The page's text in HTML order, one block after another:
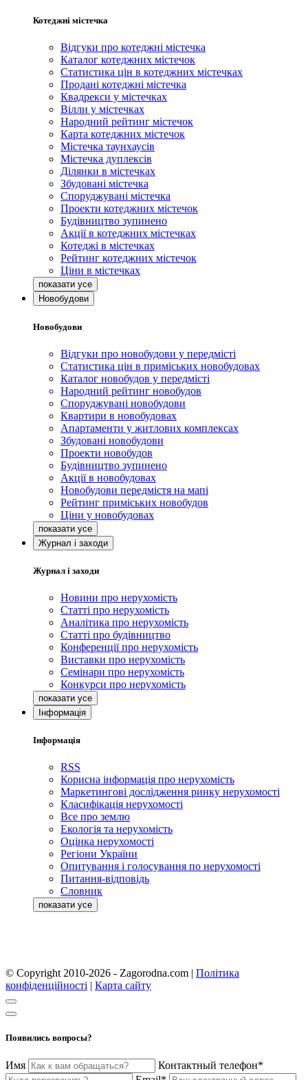
Котеджні містечка
Відгуки про котеджні містечка
Каталог котеджних містечок
Статистика цін в котеджних містечках
Продані котеджні містечка
Квадрекси у містечках
Вілли у містечках
Народний рейтинг містечок
Карта котеджних містечок
Містечка таунхаусів
Містечка дуплексів
Ділянки в містечках
Збудовані містечка
Споруджувані містечка
Проекти котеджних містечок
Будівництво зупинено
Акції в котеджних містечках
Котеджі в містечках
Рейтинг котеджних містечок
Ціни в містечках
Новобудови
Новобудови
Відгуки про новобудови у передмісті
Статистика цін в приміських новобудовах
Каталог новобудов у передмісті
Народний рейтинг новобудов
Споруджувані новобудови
Квартири в новобудовах
Апартаменти у житлових комплексах
Збудовані новобудови
Проекти новобудов
Будівництво зупинено
Акції в новобудовах
Новобудови передмістя на мапі
Рейтинг приміських новобудов
Ціни у новобудовах
Журнал і заходи
Журнал і заходи
Новини про нерухомість
Статті про нерухомість
Аналітика про нерухомість
Статті про будівництво
Конференції про нерухомість
Виставки про нерухомість
Семінари про нерухомість
Конкурси про нерухомість
Інформація
Інформація
RSS
Корисна інформація про нерухомість
Маркетингові дослідження ринку нерухомості
Класифікація нерухомості
Все про землю
Екологія та нерухомість
Оцінка нерухомості
Регіони України
Опитування і голосування по нерухомості
Питання-відповідь
Словник
© Copyright 2010-2026 - Zagorodna.com | Політика
конфіденційності | Карта сайту
Появились вопросы?
Имя
Контактный телефон*